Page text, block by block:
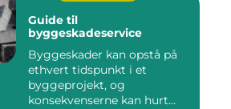
Guide til
byggeskadeservice
Byggeskader kan opstå på
ethvert tidspunkt i et
byggeprojekt, og
konsekvenserne kan hurt...